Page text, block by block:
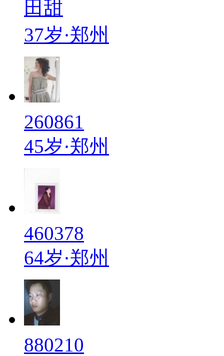
田甜
37岁·郑州
260861
45岁·郑州
460378
64岁·郑州
880210